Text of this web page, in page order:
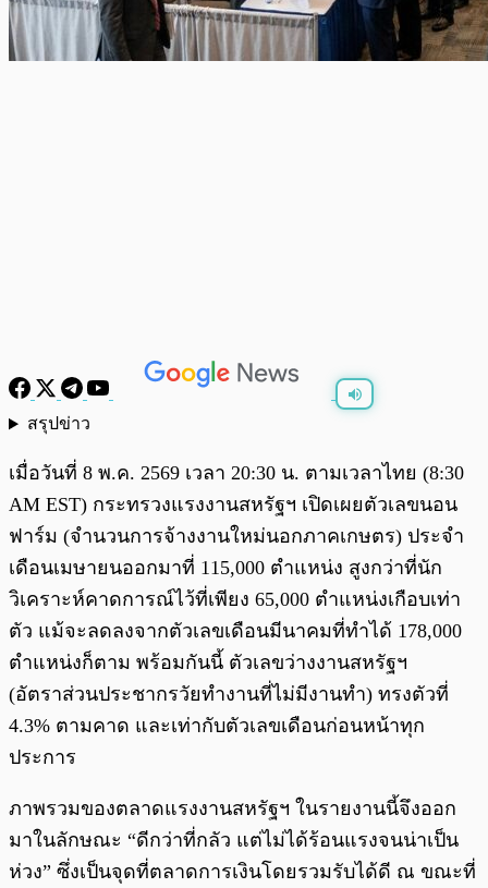
สรุปข่าว
เมื่อวันที่ 8 พ.ค. 2569 เวลา 20:30 น. ตามเวลาไทย (8:30
AM EST) กระทรวงแรงงานสหรัฐฯ เปิดเผยตัวเลขนอน
ฟาร์ม (จำนวนการจ้างงานใหม่นอกภาคเกษตร) ประจำ
เดือนเมษายนออกมาที่ 115,000 ตำแหน่ง สูงกว่าที่นัก
วิเคราะห์คาดการณ์ไว้ที่เพียง 65,000 ตำแหน่งเกือบเท่า
ตัว แม้จะลดลงจากตัวเลขเดือนมีนาคมที่ทำได้ 178,000
ตำแหน่งก็ตาม พร้อมกันนี้ ตัวเลขว่างงานสหรัฐฯ
(อัตราส่วนประชากรวัยทำงานที่ไม่มีงานทำ) ทรงตัวที่
4.3% ตามคาด และเท่ากับตัวเลขเดือนก่อนหน้าทุก
ประการ
ภาพรวมของตลาดแรงงานสหรัฐฯ ในรายงานนี้จึงออก
มาในลักษณะ “ดีกว่าที่กลัว แต่ไม่ได้ร้อนแรงจนน่าเป็น
ห่วง” ซึ่งเป็นจุดที่ตลาดการเงินโดยรวมรับได้ดี ณ ขณะที่